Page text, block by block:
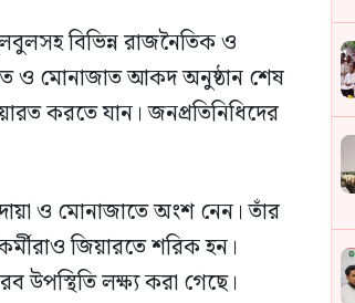
বিভিন্ন রাজনৈতিক ও
ও মোনাজাত আকদ অনুষ্ঠান শেষ
করতে যান। জনপ্রতিনিধিদের
ও মোনাজাতে অংশ নেন। তাঁর
জিয়ারতে শরিক হন।
উপস্থিতি লক্ষ্য করা গেছে।